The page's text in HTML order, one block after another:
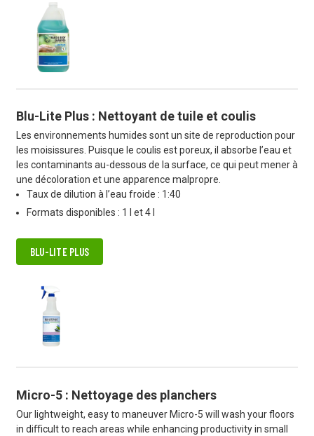
Blu-Lite Plus : Nettoyant de tuile et coulis
Les environnements humides sont un site de reproduction pour
les moisissures. Puisque le coulis est poreux, il absorbe l’eau et
les contaminants au-dessous de la surface, ce qui peut mener à
une décoloration et une apparence malpropre.
Taux de dilution à l’eau froide : 1:40
Formats disponibles : 1 l et 4 l
BLU-LITE PLUS
Micro-5 : Nettoyage des planchers
Our lightweight, easy to maneuver Micro-5 will wash your floors
in diﬃcult to reach areas while enhancing productivity in small